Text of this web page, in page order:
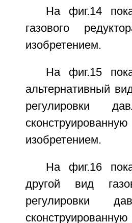
На фиг.14
газового
изобретением.
На фиг.15
альтернативный
регулировки
изобретением.
На фиг.16
другой вид
регулировки